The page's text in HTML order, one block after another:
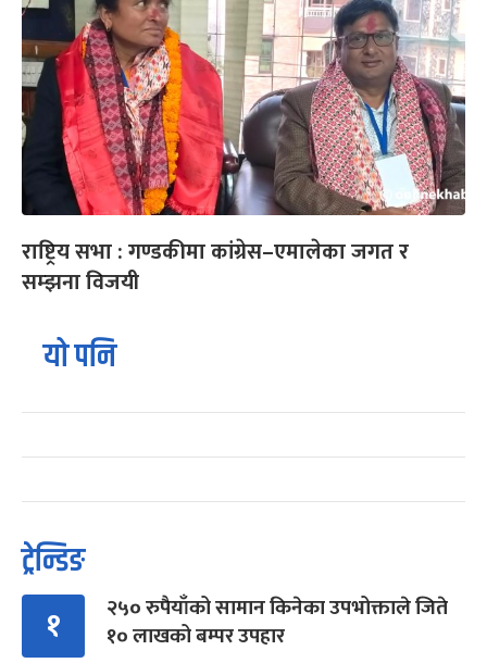
राष्ट्रिय सभा : गण्डकीमा कांग्रेस–एमालेका जगत र
सम्झना विजयी
यो पनि
ट्रेन्डिङ
१
२५० रुपैयाँको सामान किनेका उपभोक्ताले जिते
१० लाखको बम्पर उपहार